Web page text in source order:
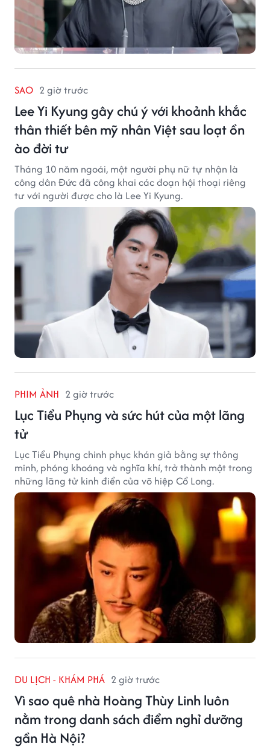
SAO 2 giờ trước
Lee Yi Kyung gây chú ý với khoảnh khắc
thân thiết bên mỹ nhân Việt sau loạt ồn
ào đời tư
Tháng 10 năm ngoái, một người phụ nữ tự nhận là
công dân Đức đã công khai các đoạn hội thoại riêng
tư với người được cho là Lee Yi Kyung.
PHIM ẢNH 2 giờ trước
Lục Tiểu Phụng và sức hút của một lãng
tử
Lục Tiểu Phụng chinh phục khán giả bằng sự thông
minh, phóng khoáng và nghĩa khí, trở thành một trong
những lãng tử kinh điển của võ hiệp Cổ Long.
DU LỊCH - KHÁM PHÁ 2 giờ trước
Vì sao quê nhà Hoàng Thùy Linh luôn
nằm trong danh sách điểm nghỉ dưỡng
gần Hà Nội?